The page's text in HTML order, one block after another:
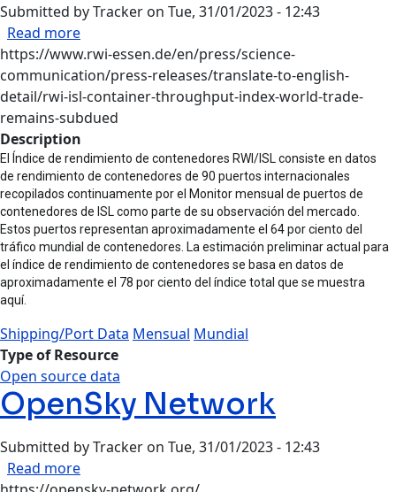
Submitted byTracker on Tue, 31/01/2023 - 12:43
Read moreabout RWI/ISL: Container Throughput Index
https://www.rwi-essen.de/en/press/science-
communication/press-releases/translate-to-english-
detail/rwi-isl-container-throughput-index-world-trade-
remains-subdued
Description
El Índice de rendimiento de contenedores RWI/ISL consiste en datos
de rendimiento de contenedores de 90 puertos internacionales
recopilados continuamente por el Monitor mensual de puertos de
contenedores de ISL como parte de su observación del mercado.
Estos puertos representan aproximadamente el 64 por ciento del
tráfico mundial de contenedores. La estimación preliminar actual para
el índice de rendimiento de contenedores se basa en datos de
aproximadamente el 78 por ciento del índice total que se muestra
aquí.
Shipping/Port Data Mensual Mundial
Type of Resource
Open source data
OpenSky Network
Submitted byTracker on Tue, 31/01/2023 - 12:43
Read moreabout OpenSky Network